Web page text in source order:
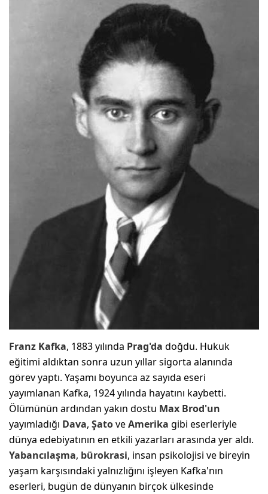
Franz Kafka, 1883 yılında Prag'da doğdu. Hukuk
eğitimi aldıktan sonra uzun yıllar sigorta alanında
görev yaptı. Yaşamı boyunca az sayıda eseri
yayımlanan Kafka, 1924 yılında hayatını kaybetti.
Ölümünün ardından yakın dostu Max Brod'un
yayımladığı Dava, ŞatoveAmerika gibi eserleriyle
dünya edebiyatının en etkili yazarları arasında yer aldı.
Yabancılaşma, bürokrasi, insan psikolojisi ve bireyin
yaşam karşısındaki yalnızlığını işleyen Kafka'nın
eserleri, bugün de dünyanın birçok ülkesinde